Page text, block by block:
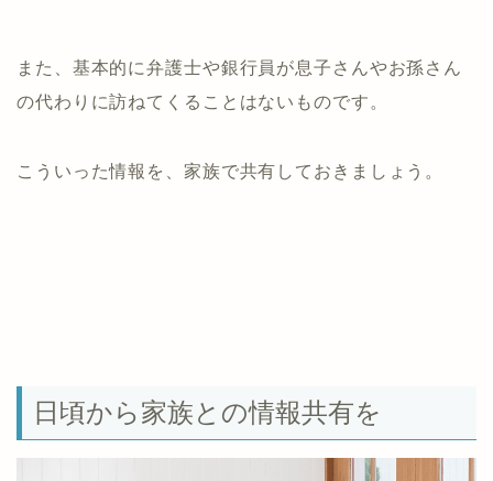
また、基本的に弁護士や銀行員が息子さんやお孫さん
の代わりに訪ねてくることはないものです。
こういった情報を、家族で共有しておきましょう。
日頃から家族との情報共有を